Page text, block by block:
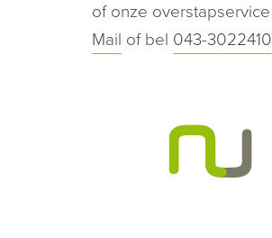
of onze overstapservice
Mail of bel 043-3022410